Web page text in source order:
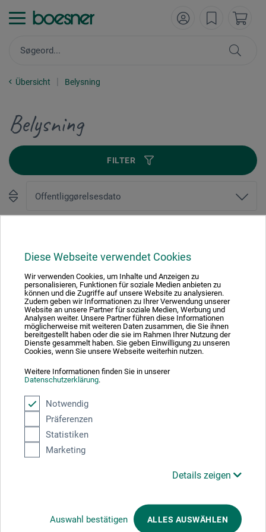
Diese Webseite verwendet Cookies
Wir verwenden Cookies, um Inhalte und Anzeigen zu
personalisieren, Funktionen für soziale Medien anbieten zu
können und die Zugriffe auf unsere Website zu analysieren.
Zudem geben wir Informationen zu Ihrer Verwendung unserer
Website an unsere Partner für soziale Medien, Werbung und
Analysen weiter. Unsere Partner führen diese Informationen
möglicherweise mit weiteren Daten zusammen, die Sie ihnen
bereitgestellt haben oder die sie im Rahmen Ihrer Nutzung der
Dienste gesammelt haben. Sie geben Einwilligung zu unseren
Cookies, wenn Sie unsere Webseite weiterhin nutzen.
Weitere Informationen finden Sie in unserer
Datenschutzerklärung.
Notwendig
Präferenzen
Statistiken
Marketing
Details zeigen
Auswahl bestätigen ALLES AUSWÄHLEN
Übersicht Belysning
Belysning
FILTER
Absolut sikker
Betalingsmetoder
Produktkategorier